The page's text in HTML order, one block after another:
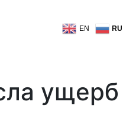
EN RU
ущерб